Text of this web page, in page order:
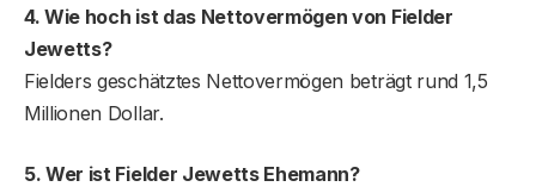
4. Wie hoch ist das Nettovermögen von Fielder
Jewetts?
Fielders geschätztes Nettovermögen beträgt rund 1,5
Millionen Dollar.
5. Wer ist Fielder Jewetts Ehemann?